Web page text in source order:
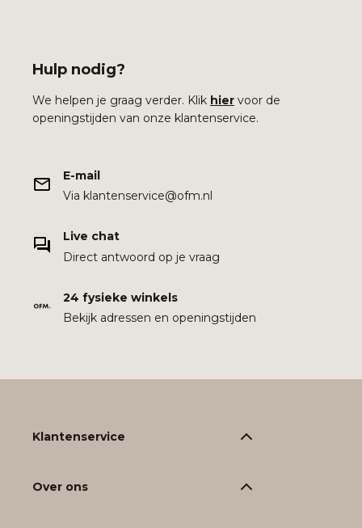
Hulp nodig?
We helpen je graag verder. Klik hier voor de
openingstijden van onze klantenservice.
E-mail
Via klantenservice@ofm.nl
Live chat
Direct antwoord op je vraag
24 fysieke winkels
Bekijk adressen en openingstijden
Klantenservice
Over ons